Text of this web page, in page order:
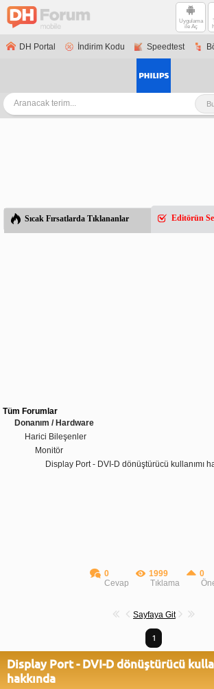
Uygulama
ile Aç
DH Portal İndirim Kodu Speedtest
Sıcak Fırsatlarda Tıklananlar Editörün
Tüm Forumlar
Donanım / Hardware
Harici Bileşenler
Monitör
Display Port - DVI-D dönüştürücü kullanımı
0
Cevap
1999
Tıklama
0
Sayfaya Git
1
Display Port - DVI-D dönüştürücü
hakkında